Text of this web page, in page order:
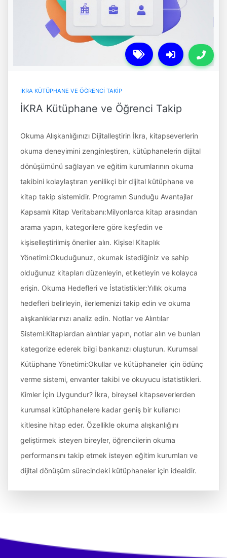
İKRA KÜTÜPHANE VE ÖĞRENCI TAKIP
İKRA Kütüphane ve Öğrenci Takip
Okuma Alışkanlığınızı Dijitalleştirin İkra, kitapseverlerin
okuma deneyimini zenginleştiren, kütüphanelerin dijital
dönüşümünü sağlayan ve eğitim kurumlarının okuma
takibini kolaylaştıran yenilikçi bir dijital kütüphane ve
kitap takip sistemidir. Programın Sunduğu Avantajlar
Kapsamlı Kitap Veritabanı:Milyonlarca kitap arasından
arama yapın, kategorilere göre keşfedin ve
kişiselleştirilmiş öneriler alın. Kişisel Kitaplık
Yönetimi:Okuduğunuz, okumak istediğiniz ve sahip
olduğunuz kitapları düzenleyin, etiketleyin ve kolayca
erişin. Okuma Hedefleri ve İstatistikler:Yıllık okuma
hedefleri belirleyin, ilerlemenizi takip edin ve okuma
alışkanlıklarınızı analiz edin. Notlar ve Alıntılar
Sistemi:Kitaplardan alıntılar yapın, notlar alın ve bunları
kategorize ederek bilgi bankanızı oluşturun. Kurumsal
Kütüphane Yönetimi:Okullar ve kütüphaneler için ödünç
verme sistemi, envanter takibi ve okuyucu istatistikleri.
Kimler İçin Uygundur? İkra, bireysel kitapseverlerden
kurumsal kütüphanelere kadar geniş bir kullanıcı
kitlesine hitap eder. Özellikle okuma alışkanlığını
geliştirmek isteyen bireyler, öğrencilerin okuma
performansını takip etmek isteyen eğitim kurumları ve
dijital dönüşüm sürecindeki kütüphaneler için idealdir.